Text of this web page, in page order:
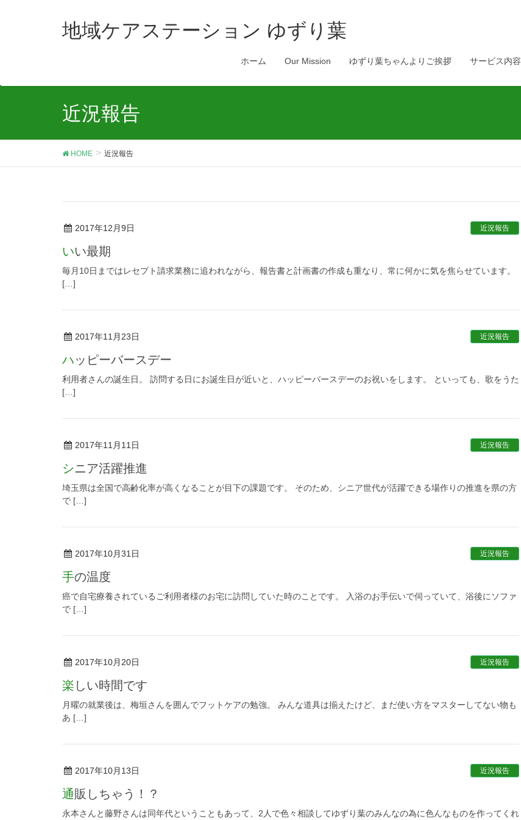
地域ケアステーション ゆずり葉
ホーム Our Mission ゆずり葉ちゃんよりご挨拶 サービス内容
近況報告
HOME 近況報告
2017年12月9日 近況報告
いい最期
毎月10日まではレセプト請求業務に追われながら、報告書と計画書の作成も重なり、常に何かに気を焦らせています。
[…]
2017年11月23日 近況報告
ハッピーバースデー
利用者さんの誕生日。 訪問する日にお誕生日が近いと、ハッピーバースデーのお祝いをします。 といっても、歌をうた
[…]
2017年11月11日 近況報告
シニア活躍推進
埼玉県は全国で高齢化率が高くなることが目下の課題です。 そのため、シニア世代が活躍できる場作りの推進を県の方
で […]
2017年10月31日 近況報告
手の温度
癌で自宅療養されているご利用者様のお宅に訪問していた時のことです。 入浴のお手伝いで伺っていて、浴後にソファ
で […]
2017年10月20日 近況報告
楽しい時間です
月曜の就業後は、梅垣さんを囲んでフットケアの勉強。 みんな道具は揃えたけど、まだ使い方をマスターしてない物も
あ […]
2017年10月13日 近況報告
通販しちゃう！？
永本さんと藤野さんは同年代ということもあって、2人で色々相談してゆずり葉のみんなの為に色んなものを作ってくれ